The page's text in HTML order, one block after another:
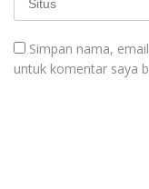
Simpan nama,
untuk komentar saya